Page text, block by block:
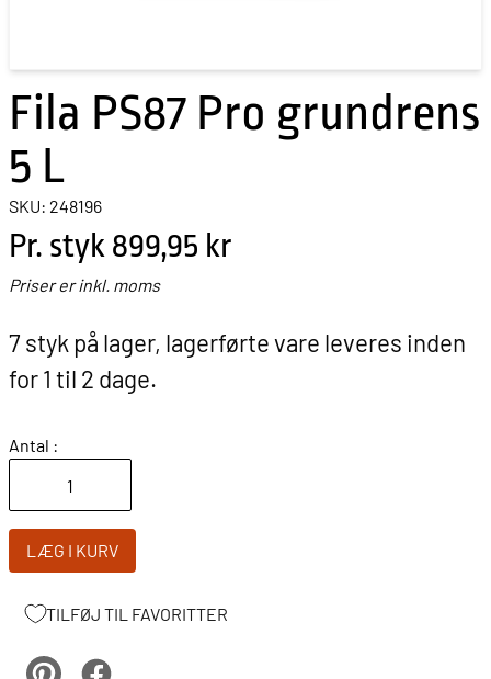
Fila PS87 Pro grundrens
5 L
SKU: 248196
Pr. styk 899,95 kr
Priser er inkl. moms
7 styk på lager, lagerførte vare leveres inden
for 1 til 2 dage.
Antal :
LÆG I KURV
TILFØJ TIL FAVORITTER
pinterestFacebook